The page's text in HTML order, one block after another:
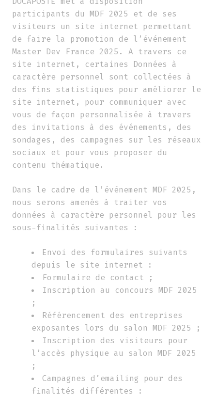
participants du MDF 2025 et de ses
visiteurs un site internet permettant
de faire la promotion de l’événement
Master Dev France 2025. A travers ce
site internet, certaines Données à
caractère personnel sont collectées à
des fins statistiques pour améliorer le
site internet, pour communiquer avec
vous de façon personnalisée à travers
des invitations à des événements, des
sondages, des campagnes sur les réseaux
sociaux et pour vous proposer du
contenu thématique.
Dans le cadre de l’événement MDF 2025,
nous serons amenés à traiter vos
données à caractère personnel pour les
sous-finalités suivantes :
Envoi des formulaires suivants
depuis le site internet :
Formulaire de contact ;
Inscription au concours MDF 2025
;
Référencement des entreprises
exposantes lors du salon MDF 2025 ;
Inscription des visiteurs pour
l’accès physique au salon MDF 2025
;
Campagnes d’emailing pour des
finalités différentes :